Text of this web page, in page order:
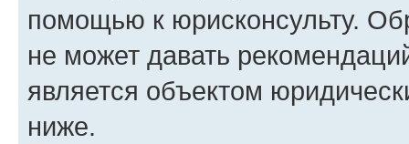
помощью к юрисконсульту.
не может давать
является объектом
ниже.